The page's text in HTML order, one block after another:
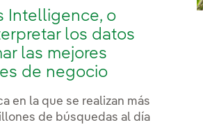
Intelligence, o
los datos
las mejores
de negocio
en la que se realizan más
de búsquedas al día
Productos y servicios
Dónde estamos
Plan Estratégico